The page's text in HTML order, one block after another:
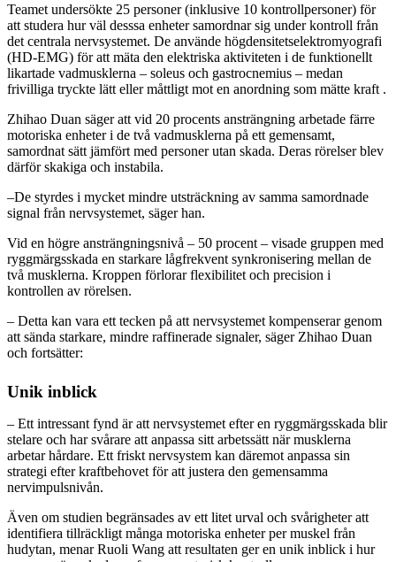
Teamet undersökte 25 personer (inklusive 10 kontrollpersoner) för
att studera hur väl desssa enheter samordnar sig under kontroll från
det centrala nervsystemet. De använde högdensitetselektromyografi
(HD-EMG) för att mäta den elektriska aktiviteten i de funktionellt
likartade vadmusklerna – soleus och gastrocnemius – medan
frivilliga tryckte lätt eller måttligt mot en anordning som mätte kraft .
Zhihao Duan säger att vid 20 procents ansträngning arbetade färre
motoriska enheter i de två vadmusklerna på ett gemensamt,
samordnat sätt jämfört med personer utan skada. Deras rörelser blev
därför skakiga och instabila.
–De styrdes i mycket mindre utsträckning av samma samordnade
signal från nervsystemet, säger han.
Vid en högre ansträngningsnivå – 50 procent – visade gruppen med
ryggmärgsskada en starkare lågfrekvent synkronisering mellan de
två musklerna. Kroppen förlorar flexibilitet och precision i
kontrollen av rörelsen.
– Detta kan vara ett tecken på att nervsystemet kompenserar genom
att sända starkare, mindre raffinerade signaler, säger Zhihao Duan
och fortsätter:
Unik inblick
– Ett intressant fynd är att nervsystemet efter en ryggmärgsskada blir
stelare och har svårare att anpassa sitt arbetssätt när musklerna
arbetar hårdare. Ett friskt nervsystem kan däremot anpassa sin
strategi efter kraftbehovet för att justera den gemensamma
nervimpulsnivån.
Även om studien begränsades av ett litet urval och svårigheter att
identifiera tillräckligt många motoriska enheter per muskel från
hudytan, menar Ruoli Wang att resultaten ger en unik inblick i hur